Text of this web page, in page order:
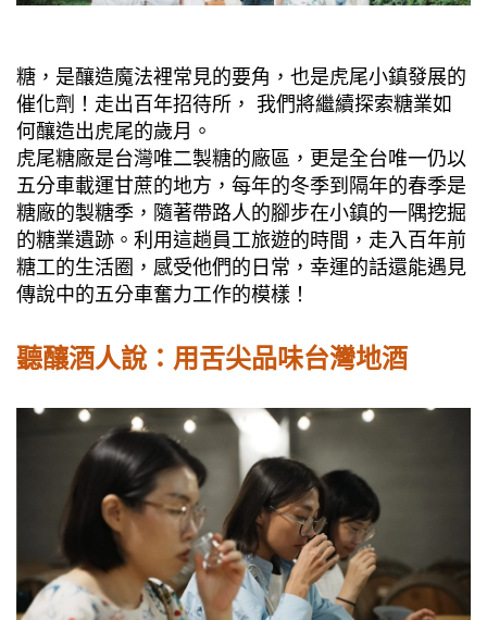
糖，是釀造魔法裡常見的要角，也是虎尾小鎮發展的
催化劑！走出百年招待所， 我們將繼續探索糖業如
何釀造出虎尾的歲月。
虎尾糖廠是台灣唯二製糖的廠區，更是全台唯一仍以
五分車載運甘蔗的地方，每年的冬季到隔年的春季是
糖廠的製糖季，隨著帶路人的腳步在小鎮的一隅挖掘
的糖業遺跡。利用這趟員工旅遊的時間，走入百年前
糖工的生活圈，感受他們的日常，幸運的話還能遇見
傳說中的五分車奮力工作的模樣！
聽釀酒人說：用舌尖品味台灣地酒